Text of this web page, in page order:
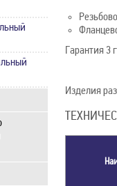
Гарантия 3
Изделия